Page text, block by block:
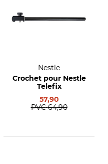
Nestle
Crochet pour Nestle
Telefix
57,90
PVC 64,90